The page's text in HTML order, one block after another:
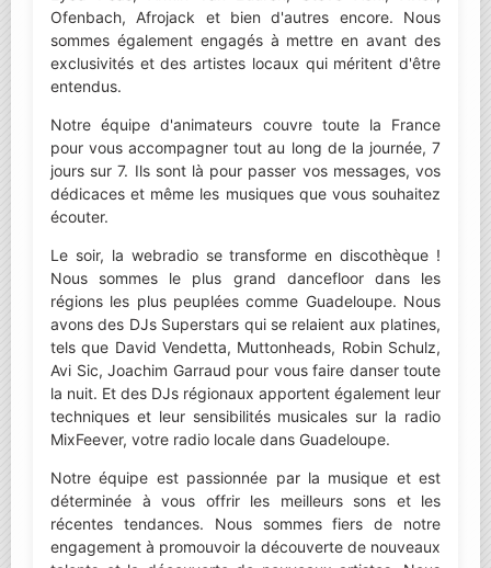
Ofenbach, Afrojack et bien d'autres encore. Nous
sommes également engagés à mettre en avant des
exclusivités et des artistes locaux qui méritent d'être
entendus.
Notre équipe d'animateurs couvre toute la France
pour vous accompagner tout au long de la journée, 7
jours sur 7. Ils sont là pour passer vos messages, vos
dédicaces et même les musiques que vous souhaitez
écouter.
Le soir, la webradio se transforme en discothèque !
Nous sommes le plus grand dancefloor dans les
régions les plus peuplées comme Guadeloupe. Nous
avons des DJs Superstars qui se relaient aux platines,
tels que David Vendetta, Muttonheads, Robin Schulz,
Avi Sic, Joachim Garraud pour vous faire danser toute
la nuit. Et des DJs régionaux apportent également leur
techniques et leur sensibilités musicales sur la radio
MixFeever, votre radio locale dans Guadeloupe.
Notre équipe est passionnée par la musique et est
déterminée à vous offrir les meilleurs sons et les
récentes tendances. Nous sommes fiers de notre
engagement à promouvoir la découverte de nouveaux